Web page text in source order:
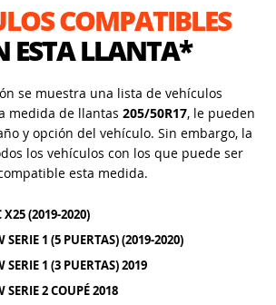
COMPATIBLES
ESTA LLANTA*
se muestra una lista de vehículos
medida de llantas 205/50R17, le pueden
y opción del vehículo. Sin embargo, la
los vehículos con los que puede ser
esta medida.
X25 (2019-2020)
SERIE 1 (5 PUERTAS) (2019-2020)
SERIE 1 (3 PUERTAS) 2019
SERIE 2 COUPÉ 2018